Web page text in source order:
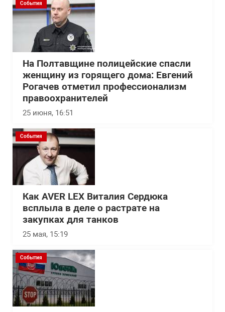
События
На Полтавщине полицейские спасли
женщину из горящего дома: Евгений
Рогачев отметил профессионализм
правоохранителей
25 июня, 16:51
События
Как AVER LEX Виталия Сердюка
всплыла в деле о растрате на
закупках для танков
25 мая, 15:19
События